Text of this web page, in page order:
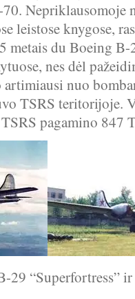
Nepriklausomoje
leistose knygose,
metais du Boeing
nes dėl
artimiausi nuo
TSRS teritorijoje.
pagamino 847
29 “Superfortress”